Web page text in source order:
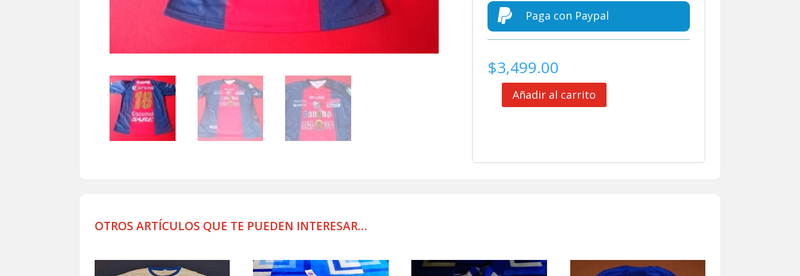
 Paga con Paypal
$3,499.00
Añadir al carrito
OTROS ARTÍCULOS QUE TE PUEDEN INTERESAR…